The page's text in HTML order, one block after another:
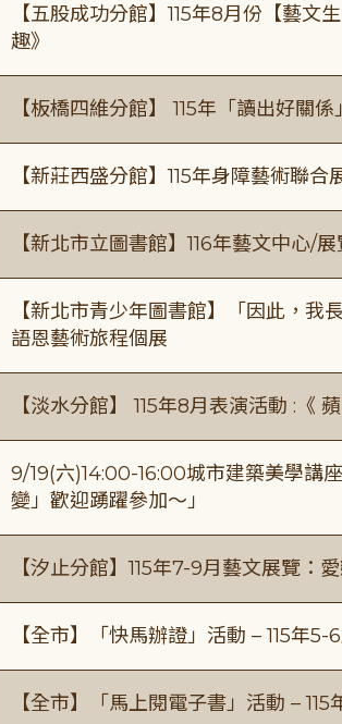
【五股成功分館】115年8月份【藝
趣》
【板橋四維分館】 115年「讀出好關
【新莊西盛分館】115年身障藝術聯
【新北市立圖書館】116年藝文中心/
【新北市青少年圖書館】「因此，
語恩藝術旅程個展
【淡水分館】 115年8月表演活動 :《
9/19(六)14:00-16:00城市建築美學講
變」歡迎踴躍參加～」
【汐止分館】115年7-9月藝文展覽
【全市】「快馬辦證」活動 – 115年5-
【全市】「馬上閱電子書」活動 –